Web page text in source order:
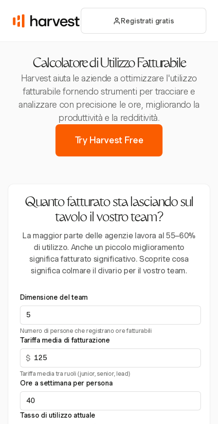
Registrati gratis
Calcolatore di Utilizzo Fatturabile
Harvest aiuta le aziende a ottimizzare l'utilizzo
fatturabile fornendo strumenti per tracciare e
analizzare con precisione le ore, migliorando la
produttività e la redditività.
Try Harvest Free
Quanto fatturato sta lasciando sul
tavolo il vostro team?
La maggior parte delle agenzie lavora al 55–60%
di utilizzo. Anche un piccolo miglioramento
significa fatturato significativo. Scoprite cosa
significa colmare il divario per il vostro team.
Dimensione del team
Numero di persone che registrano ore fatturabili
Tariffa media di fatturazione
$
Tariffa media tra ruoli (junior, senior, lead)
Ore a settimana per persona
Tasso di utilizzo attuale